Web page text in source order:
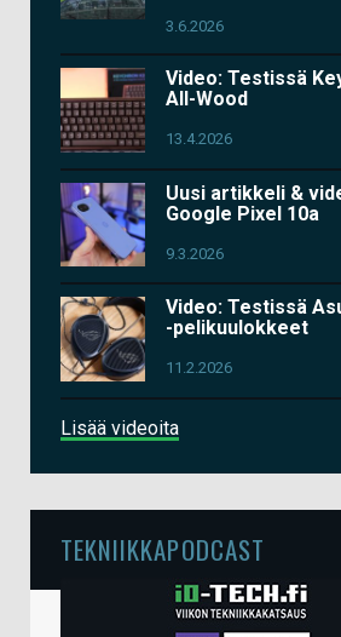
3.6.2026
Video: Testissä
All-Wood
13.4.2026
Uusi artikkeli &
Google Pixel 10a
9.3.2026
Video: Testissä
-pelikuulokkeet
11.2.2026
Lisää videoita
TEKNIIKKAPODCAST